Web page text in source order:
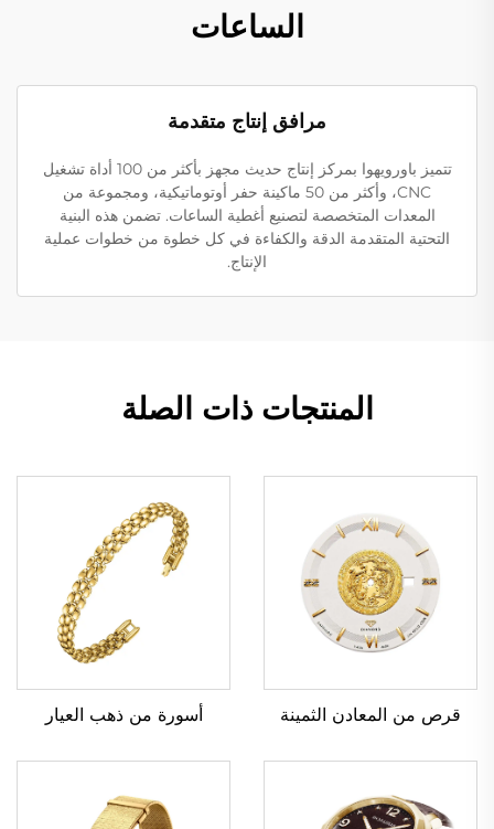
الساعات
مرافق إنتاج متقدمة
تتميز باورويهوا بمركز إنتاج حديث مجهز بأكثر من 100 أداة تشغيل
CNC، وأكثر من 50 ماكينة حفر أوتوماتيكية، ومجموعة من
المعدات المتخصصة لتصنيع أغطية الساعات. تضمن هذه البنية
التحتية المتقدمة الدقة والكفاءة في كل خطوة من خطوات عملية
الإنتاج.
المنتجات ذات الصلة
قرص من المعادن الثمينة أسورة من ذهب العيار